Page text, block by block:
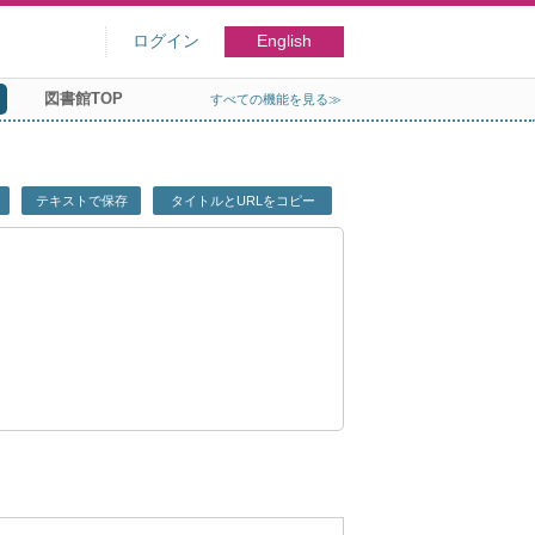
ログイン English
図書館TOP すべての機能を見る≫
テキストで保存 タイトルとURLをコピー